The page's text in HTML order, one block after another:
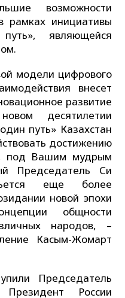
возможности
рамках инициативы
являющейся
модели цифрового
внесет
развитие
десятилетии
путь» Казахстан
достижению
под Вашим мудрым
Председатель Си
еще более
новой эпохи
общности
народов, –
Касым-Жомарт
Председатель
России